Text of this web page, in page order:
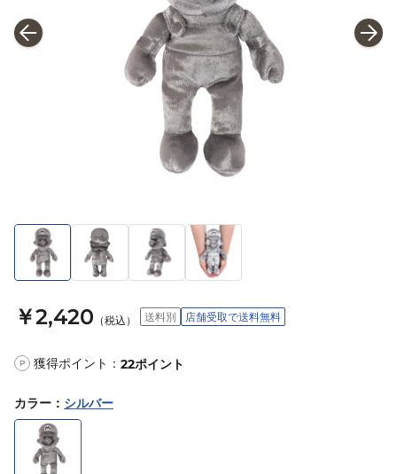
￥2,420 （税込） 送料別 店舗受取で送料無料
P 獲得ポイント： 22ポイント
カラー ： シルバー